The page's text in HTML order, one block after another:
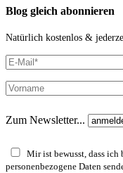
Blog gleich abonnieren
Natürlich kostenlos &
Zum Newsletter...
Mir ist bewusst, dass ich
personenbezogene Daten